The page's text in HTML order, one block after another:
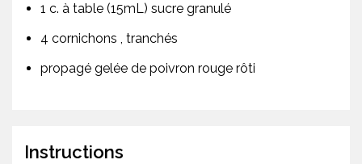
1 c. à table (15mL) sucre granulé
4 cornichons , tranchés
propagé gelée de poivron rouge rôti
Instructions